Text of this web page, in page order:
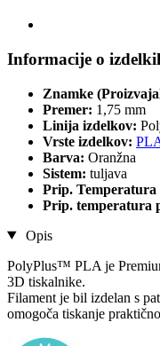
Informacije o
Znamke
Premer: 1,75 mm
Linija izdelkov:
Vrste izdelkov:
Barva: Oranžna
Sistem: tuljava
Prip. Temperatura
Prip. temperatura
Opis
PolyPlus™ PLA je
3D tiskalnike.
Filament je bil izdelan s
omogoča tiskanje